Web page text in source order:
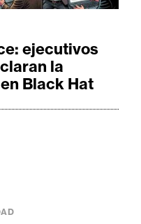
ejecutivos
la
Black Hat